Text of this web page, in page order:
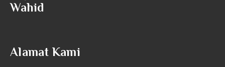
Anwar Ibrahim
Wahid
Alamat Kami